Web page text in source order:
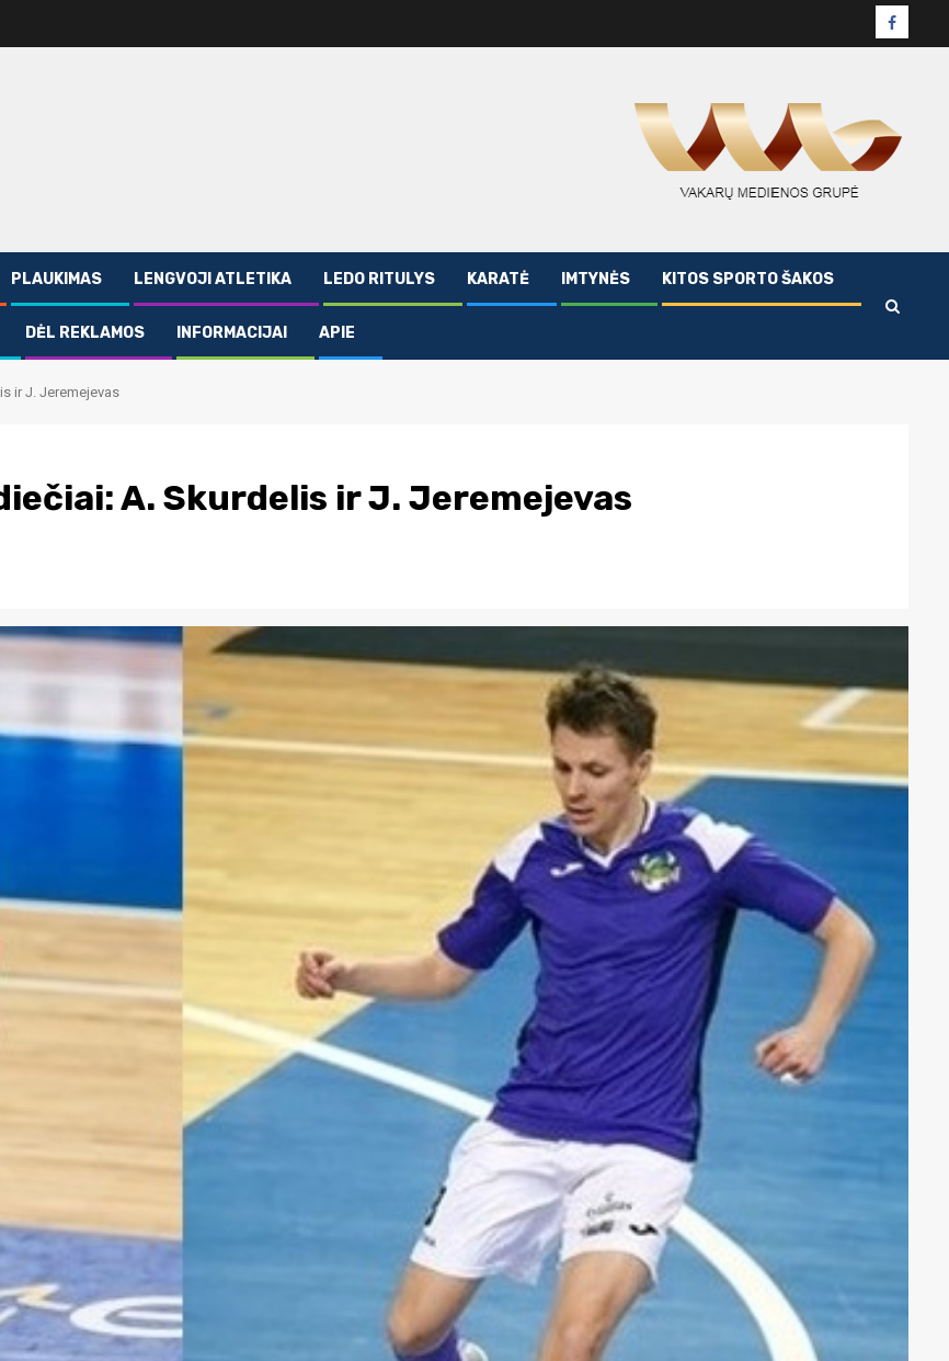
PLAUKIMAS LENGVOJI ATLETIKA LEDO RITULYS KARATĖ IMTYNĖS KITOS SPORTO ŠAKOS
DĖL REKLAMOS INFORMACIJAI APIE
ir J. Jeremejevas
A. Skurdelis ir J. Jeremejevas